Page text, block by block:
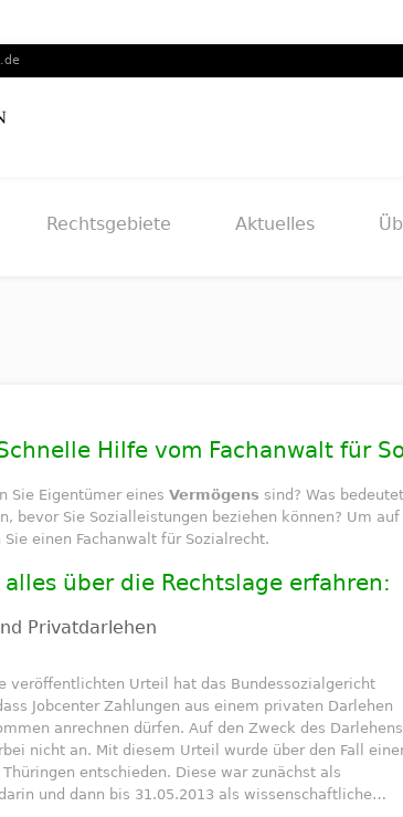
Rechtsgebiete Aktuelles
Hilfe vom Fachanwalt für
Sie Eigentümer eines Vermögens sind? Was
bevor Sie Sozialleistungen beziehen können? Um
einen Fachanwalt für Sozialrecht.
alles über die Rechtslage erfahren:
Privatdarlehen
veröffentlichten Urteil hat das Bundessozialgericht
Jobcenter Zahlungen aus einem privaten Darlehen
anrechnen dürfen. Auf den Zweck des Darlehens
nicht an. Mit diesem Urteil wurde über den Fall
Thüringen entschieden. Diese war zunächst als
und dann bis 31.05.2013 als wissenschaftliche…